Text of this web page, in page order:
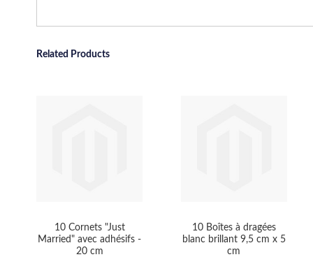
Related Products
10 Cornets "Just
Married" avec adhésifs -
20 cm
10 Boîtes à dragées
blanc brillant 9,5 cm x 5
cm